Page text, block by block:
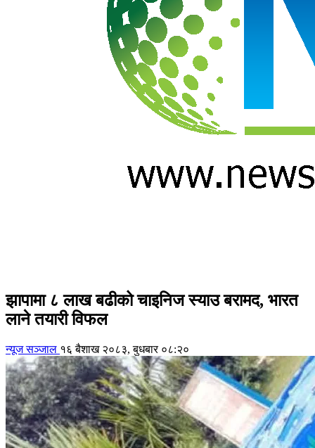
झापामा ८ लाख बढीको चाइनिज स्याउ बरामद, भारत
लाने तयारी विफल
न्यूज सञ्जाल १६ बैशाख २०८३, बुधबार ०८:२०